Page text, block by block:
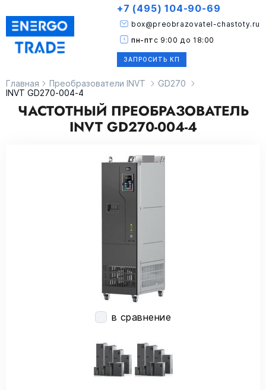
ЗАПРОСИТЬ КП
box@preobrazovatel-chastoty.ru
+7 (495) 104-90-69
пн-пт с 9:00 до 18:00
Главная Преобразователи INVT
GD270
INVT GD270-004-4
ЧАСТОТНЫЙ ПРЕОБРАЗОВАТЕЛЬ
INVT GD270-004-4
в сравнение